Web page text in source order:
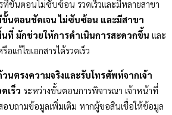
ที่ขั้นตอนไม่ซับซ้อน รวดเร็วและมีหลายสาขา
นตอนชัดเจน ไม่ซับซ้อน และมีสาขา
ที่ มักช่วยให้การดำเนินการสะดวกขึ้น และ
แก้ไขเอกสารได้รวดเร็ว
นตรงความจริงและรับโทรศัพท์จากเจ้า
เร็ว ระหว่างขั้นตอนการพิจารณา เจ้าหน้าที่
บถามข้อมูลเพิ่มเติม หากผู้ขอสินเชื่อให้ข้อมูล